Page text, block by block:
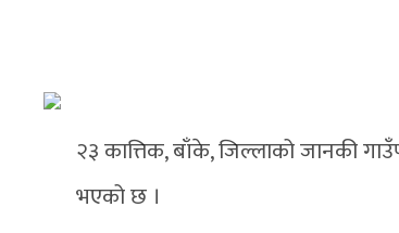
२३ कात्तिक, बाँके, जिल्लाको जानकी
भएको छ ।